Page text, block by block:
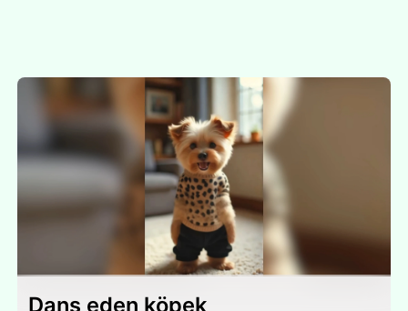
Dans eden köpek